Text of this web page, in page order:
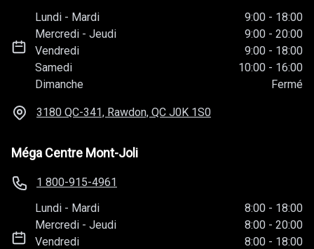
Lundi - Mardi 9:00 - 18:00
Mercredi -Jeudi 9:00 - 20:00
Vendredi
9:00 - 18:00
Samedi
10:00 - 16:00
Dimanche
Fermé
3180 QC-341, Rawdon, QC J0K 1S0
Méga Centre Mont-Joli
1 800-915-4961
Lundi - Mardi 8:00 - 18:00
Mercredi -Jeudi 8:00 - 20:00
Vendredi
8:00 - 18:00